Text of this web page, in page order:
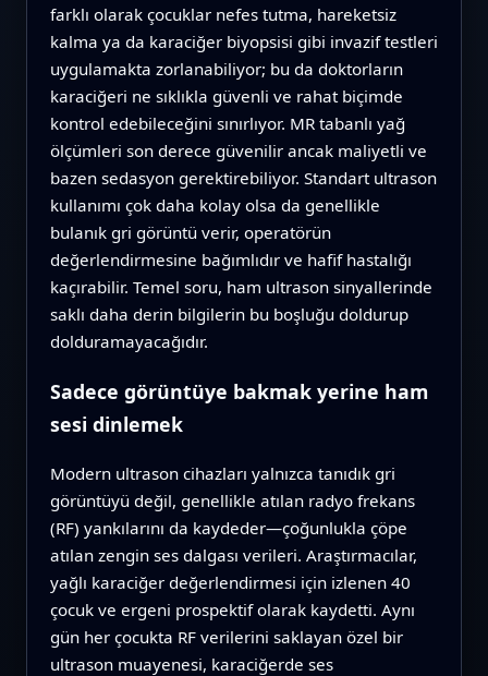
farklı olarak çocuklar nefes tutma, hareketsiz
kalma ya da karaciğer biyopsisi gibi invazif testleri
uygulamakta zorlanabiliyor; bu da doktorların
karaciğeri ne sıklıkla güvenli ve rahat biçimde
kontrol edebileceğini sınırlıyor. MR tabanlı yağ
ölçümleri son derece güvenilir ancak maliyetli ve
bazen sedasyon gerektirebiliyor. Standart ultrason
kullanımı çok daha kolay olsa da genellikle
bulanık gri görüntü verir, operatörün
değerlendirmesine bağımlıdır ve hafif hastalığı
kaçırabilir. Temel soru, ham ultrason sinyallerinde
saklı daha derin bilgilerin bu boşluğu doldurup
dolduramayacağıdır.
Sadece görüntüye bakmak yerine ham
sesi dinlemek
Modern ultrason cihazları yalnızca tanıdık gri
görüntüyü değil, genellikle atılan radyo frekans
(RF) yankılarını da kaydeder—çoğunlukla çöpe
atılan zengin ses dalgası verileri. Araştırmacılar,
yağlı karaciğer değerlendirmesi için izlenen 40
çocuk ve ergeni prospektif olarak kaydetti. Aynı
gün her çocukta RF verilerini saklayan özel bir
ultrason muayenesi, karaciğerde ses